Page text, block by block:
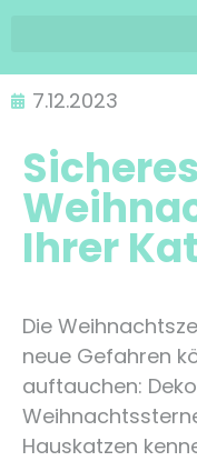
7.12.2023
Sicheres
Ihrer
Die
neue Gefahren
auftauchen:
Hauskatzen